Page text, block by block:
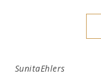
SunitaEhlers